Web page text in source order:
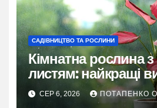
САДІВНИЦТВО ТА РОСЛИНИ
Кімнатна рослина
листям: найкращі
секрети догляду
СЕР 6, 2026 ПОТАПЕНКО